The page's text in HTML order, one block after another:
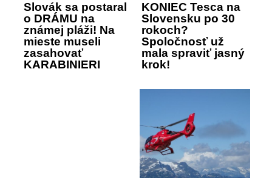
Slovák sa postaral
o DRÁMU na
známej pláži! Na
mieste museli
zasahovať
KARABINIERI
KONIEC Tesca na
Slovensku po 30
rokoch?
Spoločnosť už
mala spraviť jasný
krok!